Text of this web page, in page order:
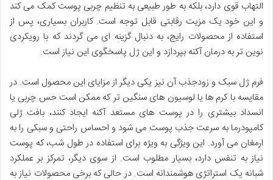
التهاب قوی دارد، بلکه به طور طبیعی به تنظیم چربی پوست کمک می کند
و این خود یک مزیت رقابتی قابل توجه است. کاربران بسیاری، پس از
استفاده از محصولات رایج، به دنبال گزینه ای می گردند که با رویکردی
نوین تر به درمان آکنه بپردازد و این ژل پاسخگوی این نیاز است.
فرم ژل سبک و زودجذب آن نیز یکی دیگر از مزایای این محصول است. در
مقایسه با کرم ها یا لوسیون های سنگین تر که ممکن است حس چربی یا
انسداد بیشتری را در پوست های مستعد آکنه ایجاد کنند، بافت ژلی
کامپودرما به سرعت جذب پوست می شود و احساس راحتی و سبکی را به
ارمغان می آورد. این ویژگی به ویژه برای استفاده در طول شب، که پوست
نیاز به تنفس دارد، بسیار مطلوب است. از سوی دیگر، تمرکز بر عملکرد
شبانه یک استراتژی هوشمندانه است. در حالی که برخی محصولات نیاز به